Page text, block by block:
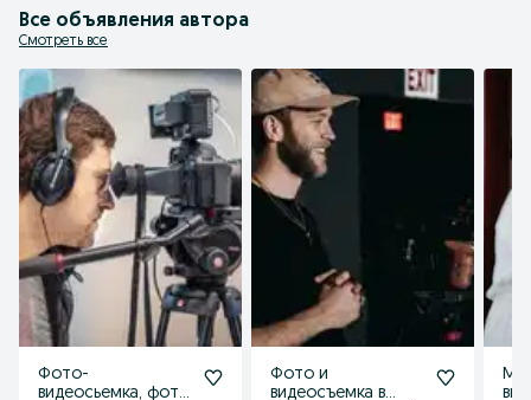
Все объявления автора
Смотреть все
Фото-
видеосьемка, фото
Фото и
видеосъемка в